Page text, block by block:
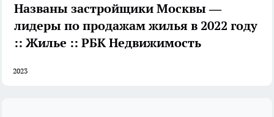
Названы застройщики Москвы —
лидеры по продажам жилья в 2022 году
:: Жилье :: РБК Недвижимость
2023